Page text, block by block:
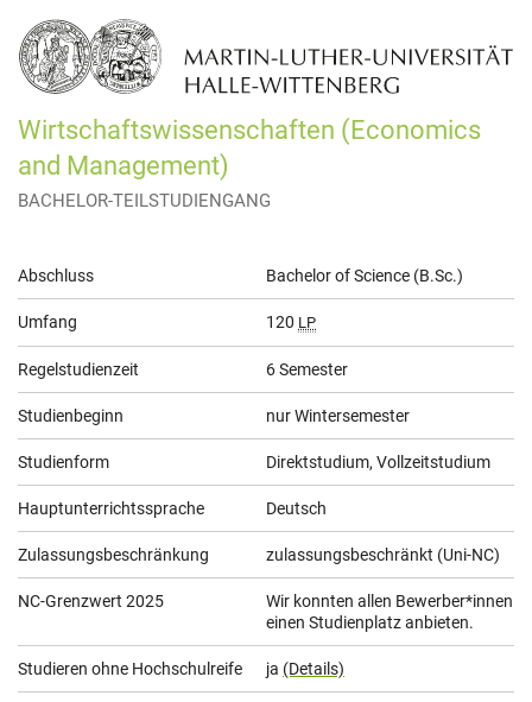
Wirtschaftswissenschaften (Economics
and Management)
BACHELOR-TEILSTUDIENGANG
Allgemeine
Informationen
Abschluss Bachelor of Science (B.Sc.)
Umfang 120 LP
Regelstudienzeit 6 Semester
Studienbeginn nur Wintersemester
Studienform Direktstudium, Vollzeitstudium
Hauptunterrichtssprache Deutsch
Zulassungsbeschränkung zulassungsbeschränkt (Uni-NC)
NC-Grenzwert 2025
Wir konnten allen Bewerber*innen
einen Studienplatz anbieten.
Studieren ohne Hochschulreife ja (Details)